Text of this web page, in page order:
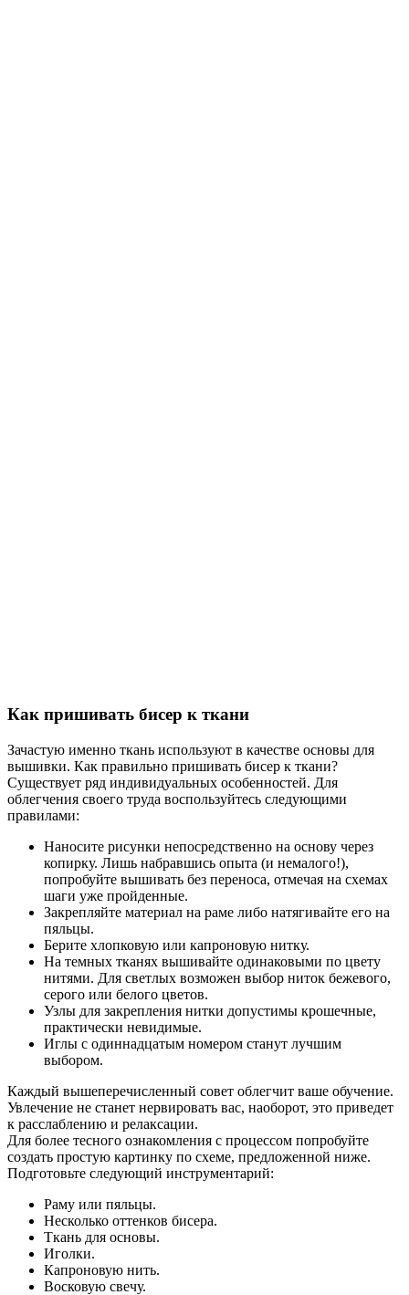
Как пришивать бисер к ткани
Зачастую именно ткань используют в качестве основы для
вышивки. Как правильно пришивать бисер к ткани?
Существует ряд индивидуальных особенностей. Для
облегчения своего труда воспользуйтесь следующими
правилами:
Наносите рисунки непосредственно на основу через
копирку. Лишь набравшись опыта (и немалого!),
попробуйте вышивать без переноса, отмечая на схемах
шаги уже пройденные.
Закрепляйте материал на раме либо натягивайте его на
пяльцы.
Берите хлопковую или капроновую нитку.
На темных тканях вышивайте одинаковыми по цвету
нитями. Для светлых возможен выбор ниток бежевого,
серого или белого цветов.
Узлы для закрепления нитки допустимы крошечные,
практически невидимые.
Иглы с одиннадцатым номером станут лучшим
выбором.
Каждый вышеперечисленный совет облегчит ваше обучение.
Увлечение не станет нервировать вас, наоборот, это приведет
к расслаблению и релаксации.
Для более тесного ознакомления с процессом попробуйте
создать простую картинку по схеме, предложенной ниже.
Подготовьте следующий инструментарий:
Раму или пяльцы.
Несколько оттенков бисера.
Ткань для основы.
Иголки.
Капроновую нить.
Восковую свечу.